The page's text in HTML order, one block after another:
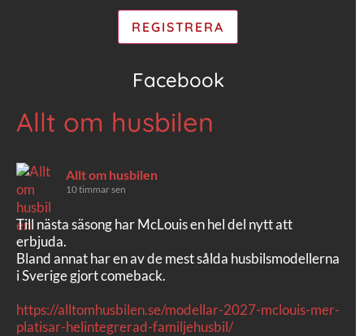
Facebook
Allt om husbilen
Allt om husbilen
10 timmar sen
Till nästa säsong har McLouis en hel del nytt att
erbjuda.
Bland annat har en av de mest sålda husbilsmodellerna
i Sverige gjort comeback.
https://alltomhusbilen.se/modellar-2027-mclouis-mer-
platisar-helintegrerad-familjehusbil/